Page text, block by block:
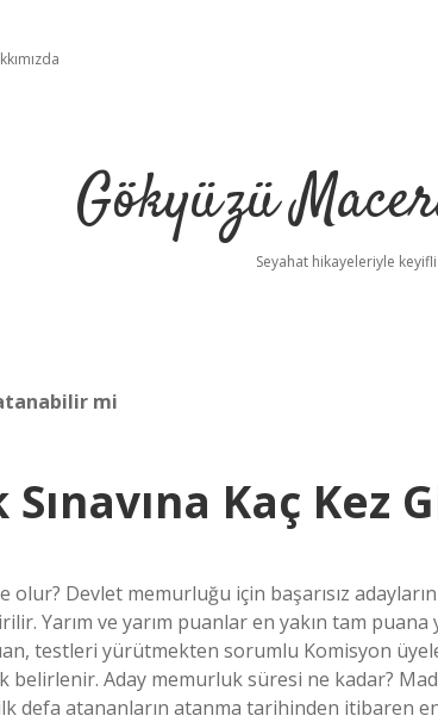
Gökyüzü
Seyahat hikayeleriyle
mi
Kaç Kez
olur? Devlet memurluğu için başarısız
Yarım ve yarım puanlar en yakın tam puana
testleri yürütmekten sorumlu Komisyon
belirlenir. Aday memurluk süresi ne kadar?
defa atananların atanma tarihinden itibaren